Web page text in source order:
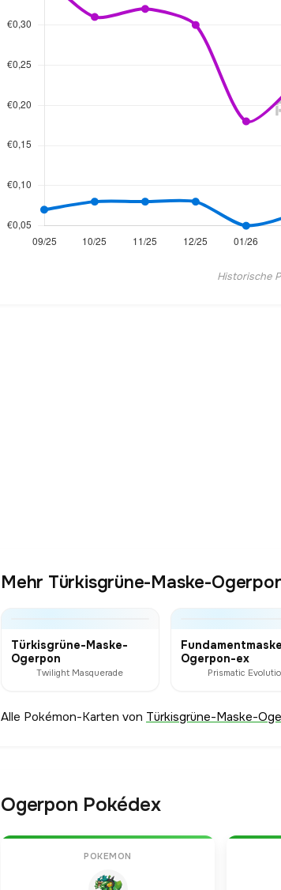
Historische
Mehr Türkisgrüne-Maske-
Türkisgrüne-Maske-
Ogerpon
Twilight Masquerade
Ogerpon-ex
Prismatic
Alle Pokémon-Karten von Türkisgrüne-Maske-
Ogerpon Pokédex
POKEMON